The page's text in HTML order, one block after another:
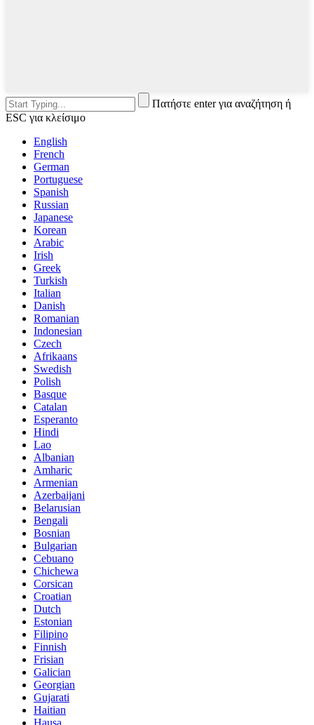
Πατήστε enter για αναζήτηση ή
ESC για κλείσιμο
English
French
German
Portuguese
Spanish
Russian
Japanese
Korean
Arabic
Irish
Greek
Turkish
Italian
Danish
Romanian
Indonesian
Czech
Afrikaans
Swedish
Polish
Basque
Catalan
Esperanto
Hindi
Lao
Albanian
Amharic
Armenian
Azerbaijani
Belarusian
Bengali
Bosnian
Bulgarian
Cebuano
Chichewa
Corsican
Croatian
Dutch
Estonian
Filipino
Finnish
Frisian
Galician
Georgian
Gujarati
Haitian